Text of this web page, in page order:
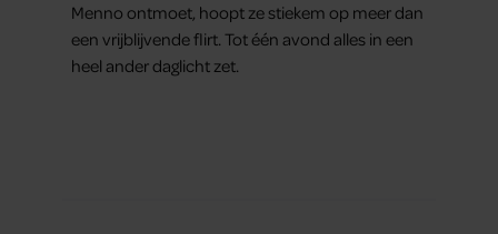
Menno ontmoet, hoopt ze stiekem op meer dan
een vrijblijvende flirt. Tot één avond alles in een
heel ander daglicht zet.